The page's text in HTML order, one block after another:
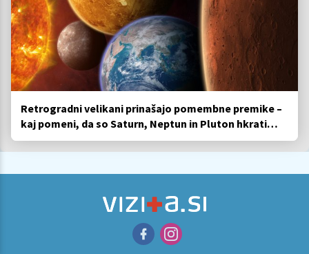
Retrogradni velikani prinašajo pomembne premike –
kaj pomeni, da so Saturn, Neptun in Pluton hkrati
retrogradni?